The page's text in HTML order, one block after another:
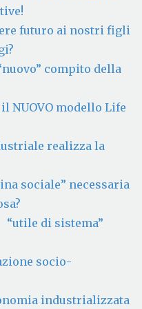
futuro ai nostri figli
compito della
NUOVO modello Life
realizza la
sociale” necessaria
di sistema”
socio-
industrializzata